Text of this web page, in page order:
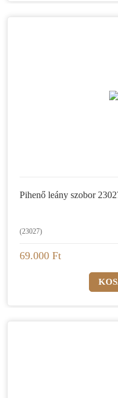
Pihenő leány szobor
(23027)
69.000 Ft